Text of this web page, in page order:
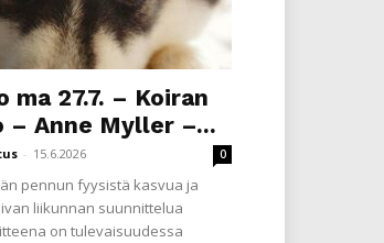
27.7. – Koiran
– Anne Myller –...
- 15.6.2026 0
pennun fyysistä kasvua ja
liikunnan suunnittelua
on tulevaisuudessa